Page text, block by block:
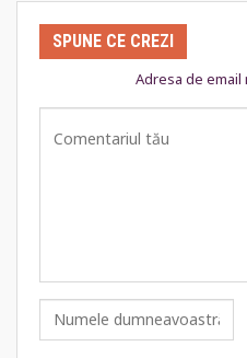
SPUNE CE CREZI
Adresa de email